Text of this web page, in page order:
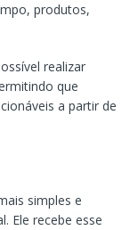
produtos,
realizar
que
a partir de
simples e
Ele recebe esse